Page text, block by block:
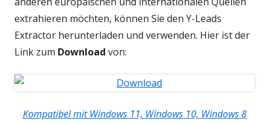
extrahieren möchten, können Sie den Y-Leads
Extractor herunterladen und verwenden. Hier ist der
Link zum Download von:
Kompatibel mit Windows 11, Windows 10, Windows 8